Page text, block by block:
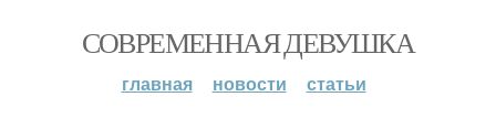
СОВРЕМЕННАЯ ДЕВУШКА
главная новости статьи